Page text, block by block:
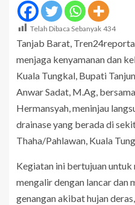
Telah Dibaca Sebanyak 434
Tanjab Barat,
menjaga kenyamanan dan
Kuala Tungkal, Bupati
Anwar Sadat, M.Ag,
Hermansyah, meninjau
drainase yang berada di
Thaha/Pahlawan, Kuala
Kegiatan ini bertujuan
mengalir dengan lancar dan
genangan akibat hujan